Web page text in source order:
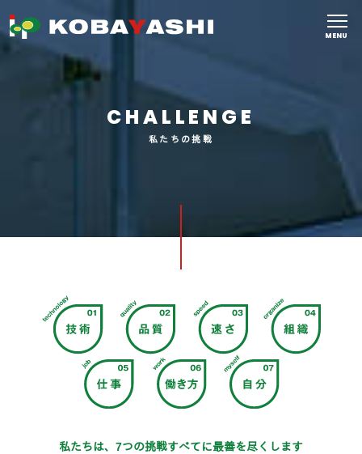
MENU
CHALLENGE
私たちの挑戦
私たちは、7つの挑戦すべてに最善を尽くします